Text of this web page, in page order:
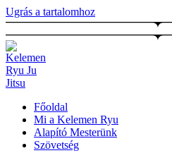
Ugrás a tartalomhoz
Főoldal
Mi a Kelemen Ryu
Alapító Mesterünk
Szövetség